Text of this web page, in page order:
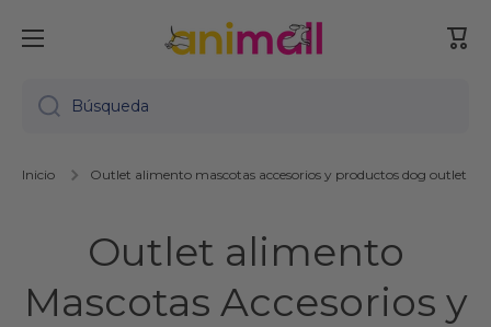
Ir directamente al contenido
Búsqueda
Inicio Outlet alimento mascotas accesorios y productos dog outlet
Outlet alimento
Mascotas Accesorios y